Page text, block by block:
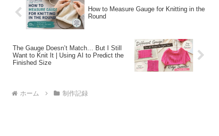
How to Measure Gauge for Knitting in the
Round
The Gauge Doesn’t Match… But I Still
Want to Knit It | Using AI to Predict the
Finished Size
ホーム 制作記録